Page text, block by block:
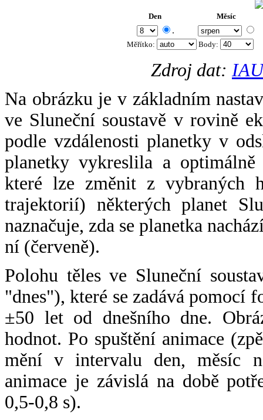
Den Měsíc
.
Měřítko: Body:
Zdroj dat:
Na obrázku je v základním
ve Sluneční soustavě v rovině
podle vzdálenosti planetky v
planetky vykreslila a
které lze změnit z vybraných
trajektorií) některých planet
naznačuje, zda se planetka
ní (červeně).
Polohu těles ve Sluneční
"dnes"), které se zadává pomocí
±50 let od dnešního dne.
hodnot. Po spuštění animace
mění v intervalu den, měsíc
animace je závislá na době
0,5-0,8 s).